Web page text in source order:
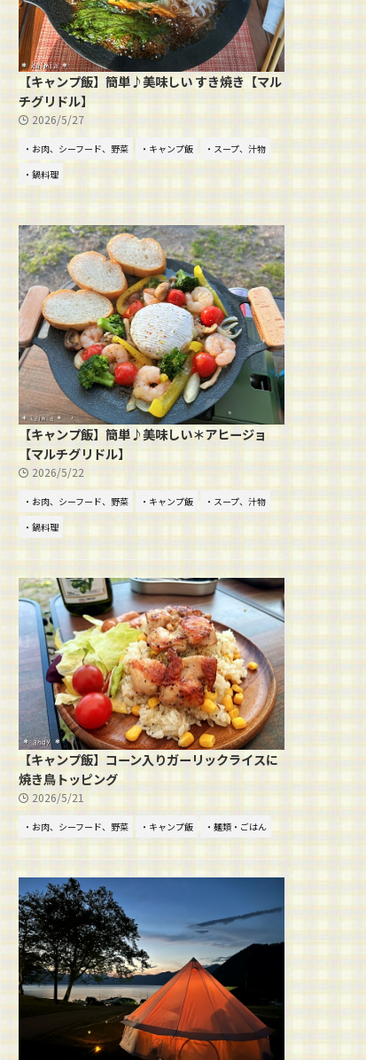
【キャンプ飯】簡単♪美味しい すき焼き【マル
チグリドル】
2026/5/27
・お肉、シーフード、野菜 ・キャンプ飯
・スープ、汁物
・鍋料理
【キャンプ飯】簡単♪美味しい＊アヒージョ
【マルチグリドル】
2026/5/22
・お肉、シーフード、野菜 ・キャンプ飯
・スープ、汁物
・鍋料理
【キャンプ飯】コーン入りガーリックライスに
焼き鳥トッピング
2026/5/21
・お肉、シーフード、野菜 ・キャンプ飯 ・麺類・ごはん